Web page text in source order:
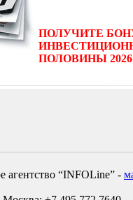
ПОЛУЧИТЕ
ПОЛОВИНЫ
“INFOLine” -